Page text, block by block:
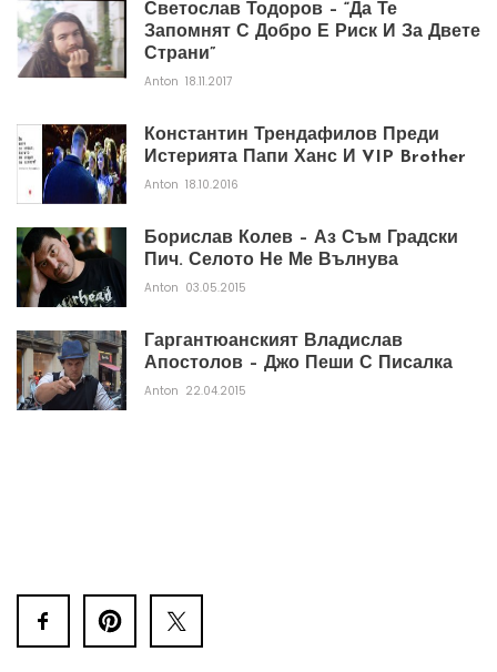
Светослав Тодоров – “Да Те
Запомнят С Добро Е Риск И За Двете
Страни”
Anton 18.11.2017
Константин Трендафилов Преди
Истерията Папи Ханс И VIP Brother
Anton 18.10.2016
Борислав Колев – Аз Съм Градски
Пич. Селото Не Ме Вълнува
Anton 03.05.2015
Гаргантюанският Владислав
Апостолов – Джо Пеши С Писалка
Anton 22.04.2015